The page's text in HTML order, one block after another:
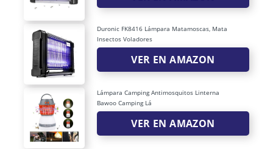
Duronic FK8416 Lámpara Matamoscas, Mata
Insectos Voladores
VER EN AMAZON
Lámpara Camping Antimosquitos Linterna
Bawoo Camping Lá
VER EN AMAZON